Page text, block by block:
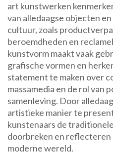
art kunstwerken
van alledaagse objecten
cultuur, zoals
beroemdheden en
kunstvorm maakt vaak
grafische vormen en
statement te maken over
massamedia en de rol van
samenleving. Door
artistieke manier te
kunstenaars de
doorbreken en reflecteren
moderne wereld.